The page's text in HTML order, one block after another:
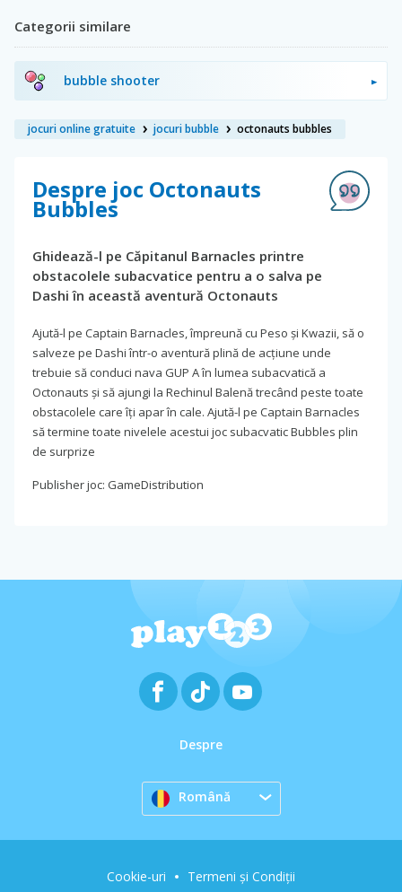
Categorii similare
bubble shooter
jocuri online gratuite jocuri bubble octonauts bubbles
Despre joc Octonauts
Bubbles
Ghidează-l pe Căpitanul Barnacles printre
obstacolele subacvatice pentru a o salva pe
Dashi în această aventură Octonauts
Ajută-l pe Captain Barnacles, împreună cu Peso și Kwazii, să o
salveze pe Dashi într-o aventură plină de acțiune unde
trebuie să conduci nava GUP A în lumea subacvatică a
Octonauts și să ajungi la Rechinul Balenă trecând peste toate
obstacolele care îți apar în cale. Ajută-l pe Captain Barnacles
să termine toate nivelele acestui joc subacvatic Bubbles plin
de surprize
Publisher joc: GameDistribution
Despre
Română
Cookie-uri Termeni și Condiții